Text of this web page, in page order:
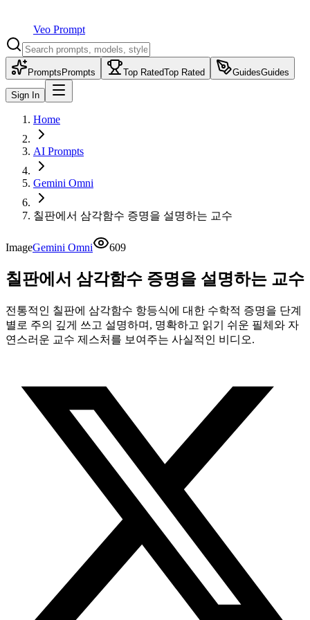
Veo Prompt
Prompts Prompts Top RatedTop Rated GuidesGuides
Sign In
Home
AI Prompts
Gemini Omni
칠판에서 삼각함수 증명을 설명하는 교수
ImageGemini Omni 609
칠판에서 삼각함수 증명을 설명하는 교수
전통적인 칠판에 삼각함수 항등식에 대한 수학적 증명을 단계
별로 주의 깊게 쓰고 설명하며, 명확하고 읽기 쉬운 필체와 자
연스러운 교수 제스처를 보여주는 사실적인 비디오.